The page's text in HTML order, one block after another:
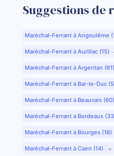
Suggestions de
Maréchal-Ferrant à Angoulême
Maréchal-Ferrant à Aurillac (15)
Maréchal-Ferrant à Argentan (61)
Maréchal-Ferrant à Bar-le-Duc
Maréchal-Ferrant à Beauvais (60)
Maréchal-Ferrant à Bordeaux
Maréchal-Ferrant à Bourges (18)
Maréchal-Ferrant à Caen (14)